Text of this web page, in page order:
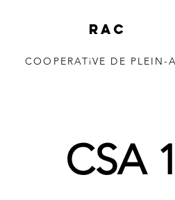
RAC
COOPERATiVE DE PLEIN-
CSA